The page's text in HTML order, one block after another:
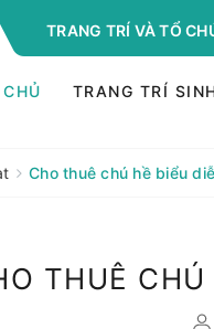
TRANG TRÍ VÀ TỔ
TRANG TRÍ
Cho thuê chú hề biểu
THUÊ